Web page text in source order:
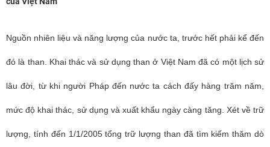
Nguồn nhiên liệu và năng lượng của nước ta, trước hết phải kể đến
đó là than. Khai thác và sử dụng than ở Việt Nam đã có một lịch sử
lâu đời, từ khi người Pháp đến nước ta cách đấy hàng trăm năm,
mức độ khai thác, sử dụng và xuất khẩu ngày càng tăng. Xét về trữ
lượng, tính đến 1/1/2005 tổng trữ lượng than đã tìm kiếm thăm dò